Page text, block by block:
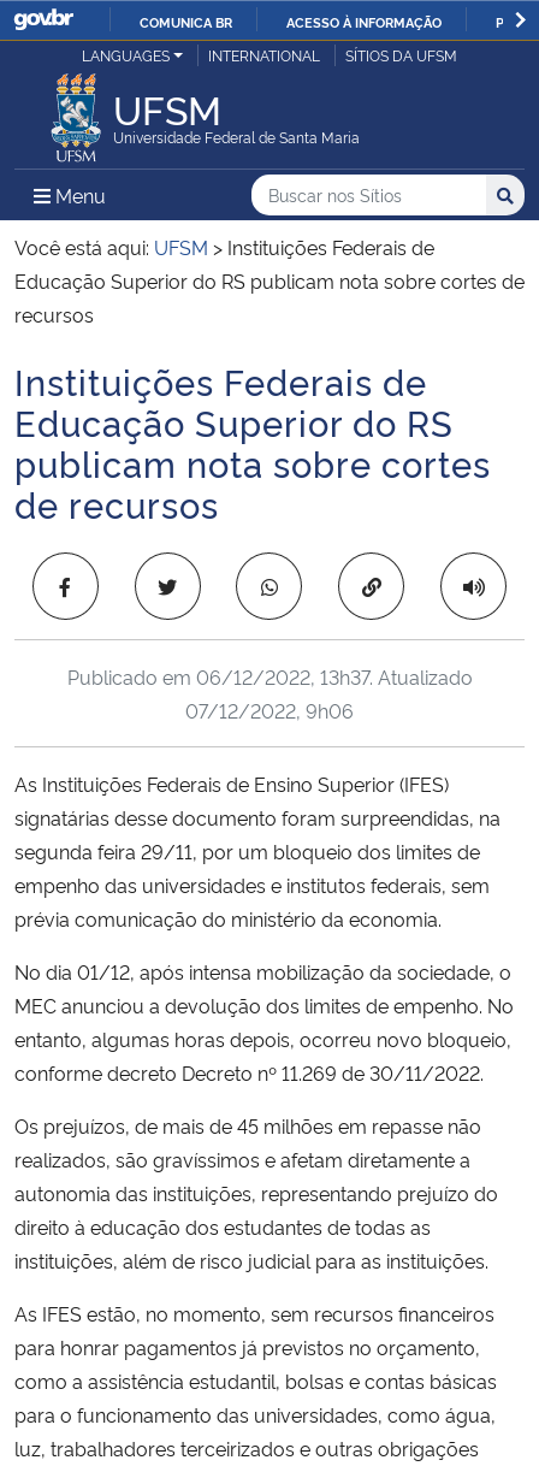
IR
COMUNICA BR ACESSO À INFORMAÇÃO
Ministério da Justiça e Segurança Pública
Ministério da Defesa
Ministério das Relações Exteriores
Ministério da Infraestrutura
Ministério da Agricultura, Pecuária e Abastecimento
Ministério da Educação
Ministério da Cidadania
Ministério da Saúde
Ministério de Minas e Energia
Ministério da Ciência, Tecnologia, Inovações e Comunicações
Ministério do Meio Ambiente
Ministério do Turismo
Controladoria-Geral da União
Ministério da Mulher, da Família e dos Direitos Humanos
Secretaria-Geral
Secretaria de Governo
Gabinete de Segurança Institucional
Advocacia-Geral da União
Banco Central do Brasil
Planalto
LANGUAGES INTERNATIONAL SÍTIOS DA UFSM
UFSM
Universidade Federal de Santa Maria
Menu Menu Principal do Sítio
Busca
Buscar no nos Sítios
Busca:
Você está aqui: UFSM > Instituições Federais de
Educação Superior do RS publicam nota sobre cortes de
recursos
Início do conteúdo
Instituições Federais de
Educação Superior do RS
publicam nota sobre cortes
de recursos
Copiar para área
Publicado em 06/12/2022, 13h37. Atualizado
07/12/2022, 9h06
As Instituições Federais de Ensino Superior (IFES)
signatárias desse documento foram surpreendidas, na
segunda feira 29/11, por um bloqueio dos limites de
empenho das universidades e institutos federais, sem
prévia comunicação do ministério da economia.
No dia 01/12, após intensa mobilização da sociedade, o
MEC anunciou a devolução dos limites de empenho. No
entanto, algumas horas depois, ocorreu novo bloqueio,
conforme decreto Decreto nº 11.269 de 30/11/2022.
Os prejuízos, de mais de 45 milhões em repasse não
realizados, são gravíssimos e afetam diretamente a
autonomia das instituições, representando prejuízo do
direito à educação dos estudantes de todas as
instituições, além de risco judicial para as instituições.
As IFES estão, no momento, sem recursos financeiros
para honrar pagamentos já previstos no orçamento,
como a assistência estudantil, bolsas e contas básicas
para o funcionamento das universidades, como água,
luz, trabalhadores terceirizados e outras obrigações